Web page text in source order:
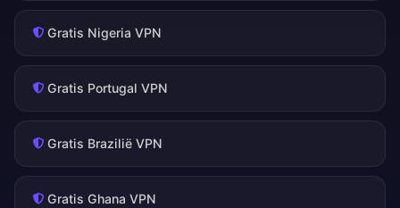
Gratis Nigeria VPN
Gratis Portugal VPN
Gratis Brazilië VPN
Gratis Ghana VPN